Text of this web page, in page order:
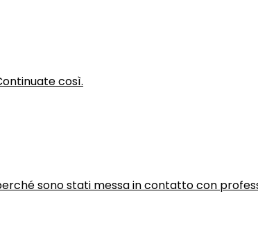
così.
sono stati messa in contatto con